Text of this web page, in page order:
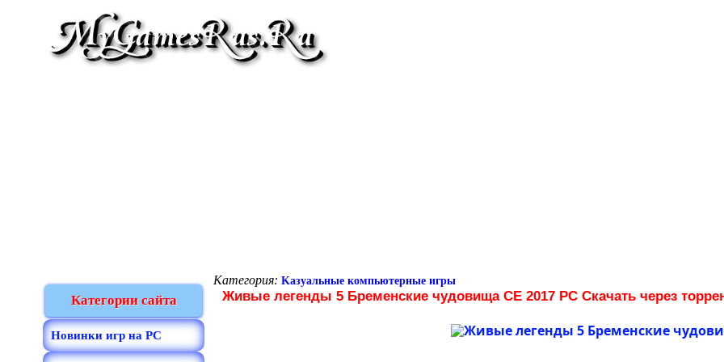
Категории сайта
Новинки игр на PC
Категория: Kазуальные компьютерные игры
Живые легенды 5 Бременские чудовища CE 2017 PC Скачать через